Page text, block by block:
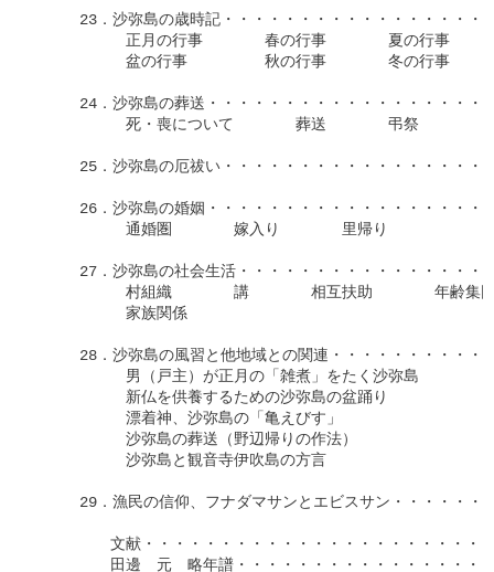
23．沙弥島の歳時記・・・・・・・・・・・・・・・・・
正月の行事　　　　春の行事　　　　夏の行事
盆の行事　　　　　秋の行事　　　　冬の行事
24．沙弥島の葬送・・・・・・・・・・・・・・・・・・
死・喪について　　　　葬送　　　　弔祭
25．沙弥島の厄祓い・・・・・・・・・・・・・・・・・
26．沙弥島の婚姻・・・・・・・・・・・・・・・・・・
通婚圏　　　　嫁入り　　　　里帰り
27．沙弥島の社会生活・・・・・・・・・・・・・・・・
村組織　　　　講　　　　相互扶助　　　　年齢集
家族関係
28．沙弥島の風習と他地域との関連・・・・・・・・・・
男（戸主）が正月の「雑煮」をたく沙弥島
新仏を供養するための沙弥島の盆踊り
漂着神、沙弥島の「亀えびす」
沙弥島の葬送（野辺帰りの作法）
沙弥島と観音寺伊吹島の方言
29．漁民の信仰、フナダマサンとエビスサン・・・・・・
文献・・・・・・・・・・・・・・・・・・・・・・・
田邊　元　略年譜・・・・・・・・・・・・・・・・・